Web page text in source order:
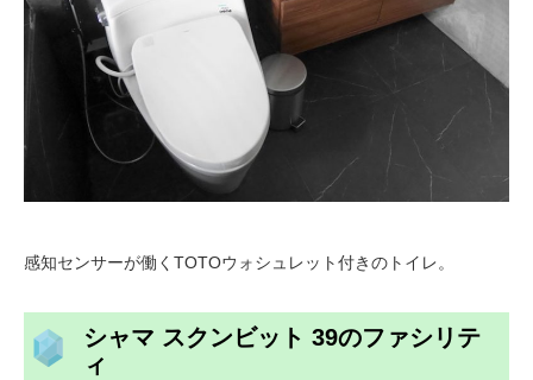
感知センサーが働くTOTOウォシュレット付きのトイレ。
シャマ スクンビット 39のファシリテ
ィ